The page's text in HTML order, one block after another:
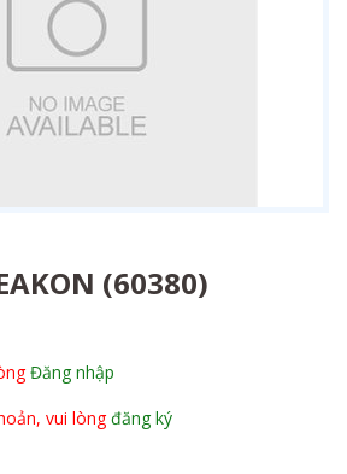
(60380)
Đăng nhập
vui lòngđăng ký